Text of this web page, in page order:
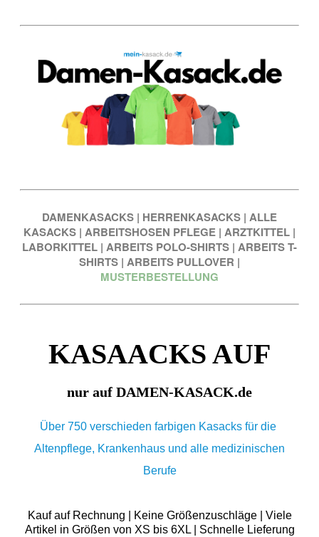
DAMENKASACKS | HERRENKASACKS | ALLE
KASACKS | ARBEITSHOSEN PFLEGE | ARZTKITTEL |
LABORKITTEL | ARBEITS POLO-SHIRTS | ARBEITS T-
SHIRTS | ARBEITS PULLOVER |
MUSTERBESTELLUNG
KASAACKS AUF
nur auf DAMEN-KASACK.de
Über 750 verschieden farbigen Kasacks für die
Altenpflege, Krankenhaus und alle medizinischen
Berufe
Kauf auf Rechnung | Keine Größenzuschläge | Viele
Artikel in Größen von XS bis 6XL | Schnelle Lieferung